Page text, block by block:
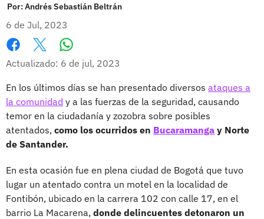
Por:Andrés Sebastián Beltrán
6 de Jul, 2023
Facebook
X Whatsapp
Actualizado: 6 de jul, 2023
En los últimos días se han presentado diversos ataques a
la comunidad y a las fuerzas de la seguridad, causando
temor en la ciudadanía y zozobra sobre posibles
atentados, como los ocurridos en Bucaramanga y Norte
de Santander.
En esta ocasión fue en plena ciudad de Bogotá que tuvo
lugar un atentado contra un motel en la localidad de
Fontibón, ubicado en la carrera 102 con calle 17, en el
barrio La Macarena, donde delincuentes detonaron un